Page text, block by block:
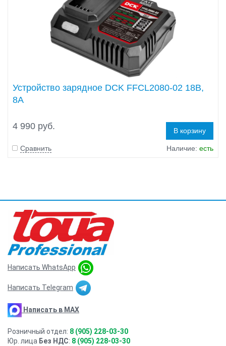
Устройство зарядное DCK FFCL2080-02 18В,
8А
4 990 руб. В корзину
Сравнить Наличие: есть
Написать WhatsApp
Написать Telegram
Написать в MAX
Розничный отдел: 8 (905) 228-03-30
Юр. лица Без НДС: 8 (905) 228-03-30